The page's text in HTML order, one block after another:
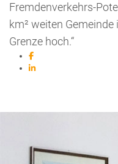
Fremdenverkehrs-
km² weiten
Grenze hoch.“